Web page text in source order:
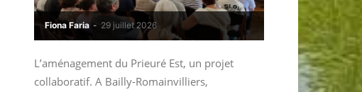
Fiona Faria - 29 juillet 2026
L’aménagement du Prieuré Est, un projet
collaboratif. A Bailly-Romainvilliers,